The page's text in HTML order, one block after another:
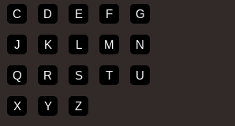
C D E F G
J K L M N
Q R S T U
X Y Z